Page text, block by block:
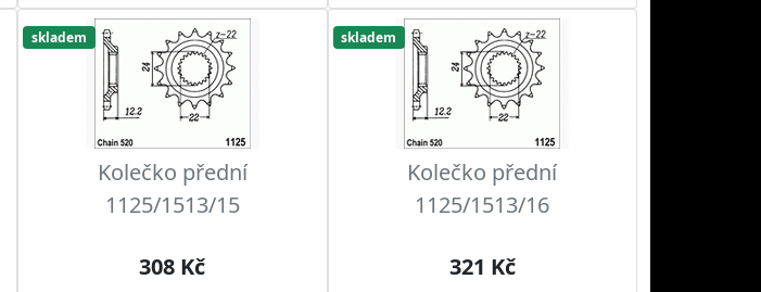
Doporučujeme kolečko použít
spolu s RK nebo IRIS řetězem a
rozetou BERAN TUNING nebo
SUPERSPROX do řetězových sad
dle přání zákazníka.
Doporučujeme kolečko použít
spolu s RK nebo IRIS řetězem a
rozetou BERAN TUNING nebo
SUPERSPROX do řetězových sad
dle přání zákazníka.
skladem
Kolečko přední
1125/1513/15
308 Kč
skladem
Kolečko přední
1125/1513/16
321 Kč